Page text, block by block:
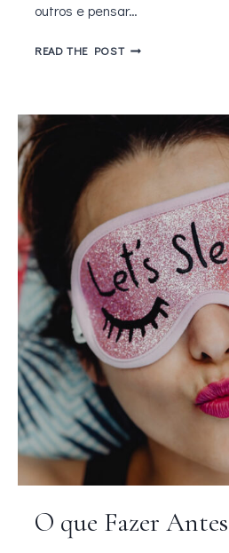
outros e pensar…
READ THE POSTCOMO
ESTA
SEMANA
O que Fazer